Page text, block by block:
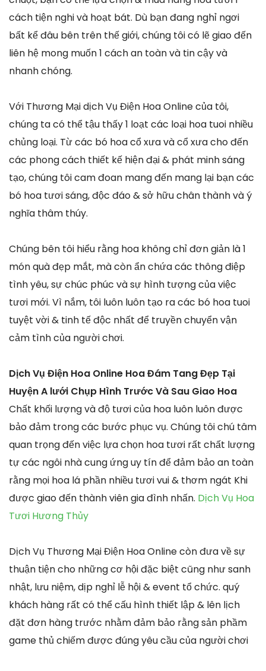
cách tiện nghi và hoạt bát. Dù bạn đang nghỉ ngơi
bất kể đâu bên trên thế giới, chúng tôi có lẽ giao đến
liên hệ mong muốn 1 cách an toàn và tin cậy và
nhanh chóng.
Với Thương Mại dịch Vụ Điện Hoa Online của tôi,
chúng ta có thể tậu thấy 1 loạt các loại hoa tuoi nhiều
chủng loại. Từ các bó hoa cổ xưa và cổ xưa cho đến
các phong cách thiết kế hiện đại & phát minh sáng
tạo, chúng tôi cam đoan mang đến mang lại bạn các
bó hoa tươi sáng, độc đáo & sở hữu chân thành và ý
nghĩa thâm thúy.
Chúng bên tôi hiểu rằng hoa không chỉ đơn giản là 1
món quà đẹp mắt, mà còn ẩn chứa các thông điệp
tình yêu, sự chúc phúc và sự hình tượng của việc
tươi mới. Vì nắm, tôi luôn luôn tạo ra các bó hoa tuoi
tuyệt vời & tinh tế độc nhất để truyền chuyển vận
cảm tình của người chơi.
Dịch Vụ Điện Hoa Online Hoa Đám Tang Đẹp Tại
Huyện A lưới Chụp Hình Trước Và Sau Giao Hoa
Chất khối lượng và độ tươi của hoa luôn luôn được
bảo đảm trong các bước phục vụ. Chúng tôi chú tâm
quan trọng đến việc lựa chọn hoa tươi rất chất lượng
tự các ngôi nhà cung ứng uy tín để đảm bảo an toàn
rằng mọi hoa lá phần nhiều tươi vui & thơm ngát Khi
được giao đến thành viên gia đình nhấn. Dịch Vụ Hoa
Tươi Hương Thủy
Dịch Vụ Thương Mại Điện Hoa Online còn đưa về sự
thuận tiện cho những cơ hội đặc biệt cũng như sanh
nhật, lưu niệm, dịp nghỉ lễ hội & event tổ chức. quý
khách hàng rất có thể cấu hình thiết lập & lên lịch
đặt đơn hàng trước nhằm đảm bảo rằng sản phầm
game thủ chiếm được đúng yêu cầu của người chơi